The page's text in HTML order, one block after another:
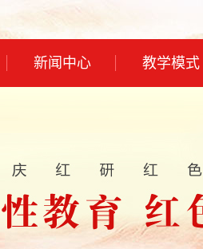
新闻中心 教学模式